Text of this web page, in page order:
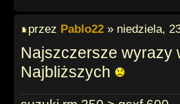
przez Pablo22 » niedziela,
Najszczersze wyrazy
Najbliższych